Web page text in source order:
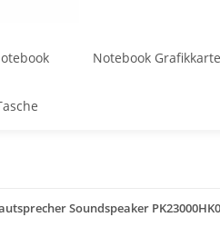
Notebook
Soundspeaker